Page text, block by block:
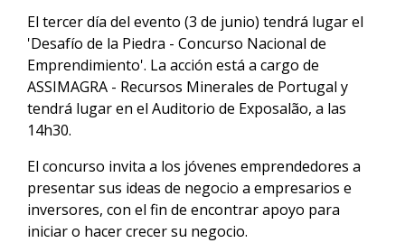
El tercer día del evento (3 de junio) tendrá lugar el
'Desafío de la Piedra - Concurso Nacional de
Emprendimiento'. La acción está a cargo de
ASSIMAGRA - Recursos Minerales de Portugal y
tendrá lugar en el Auditorio de Exposalão, a las
14h30.
El concurso invita a los jóvenes emprendedores a
presentar sus ideas de negocio a empresarios e
inversores, con el fin de encontrar apoyo para
iniciar o hacer crecer su negocio.